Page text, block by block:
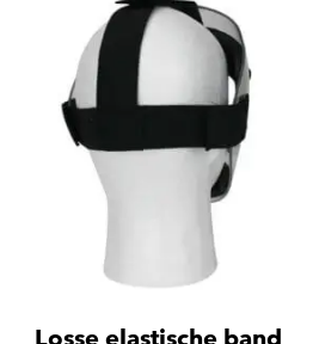
Losse elastische band